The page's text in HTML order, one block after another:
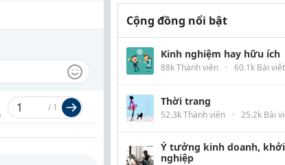
/ 1
Cộng đồng nổi bật
Kinh nghiệm hay hữu ích
88k Thành viên · 60.1k Bài viết
Thời trang
52.3k Thành viên · 25.2k Bài
Ý tưởng kinh doanh, khởi
nghiệp